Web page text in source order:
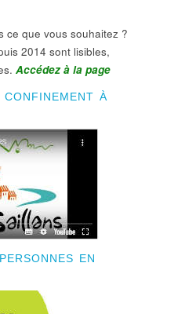
ce que vous souhaitez ?
2014 sont lisibles,
Accédez à la page
À
EN